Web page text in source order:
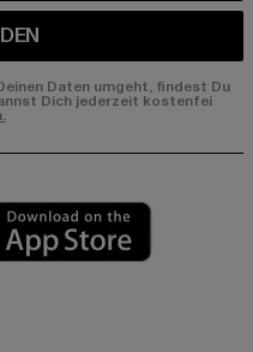
Daten umgeht, findest Du
Dich jederzeit kostenfei